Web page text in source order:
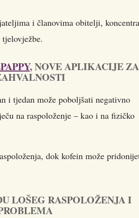
i članovima obitelji,
, NOVE APLIKACIJE ZA
i tjedan može poboljšati negativno
na raspoloženje – kao i na fizičko
dok kofein može
LOŠEG RASPOLOŽENJA I